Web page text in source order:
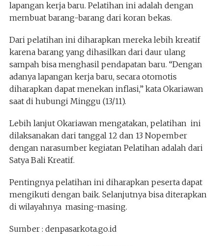
lapangan kerja baru. Pelatihan ini adalah dengan
membuat barang-barang dari koran bekas.
Dari pelatihan ini diharapkan mereka lebih kreatif
karena barang yang dihasilkan dari daur ulang
sampah bisa menghasil pendapatan baru. “Dengan
adanya lapangan kerja baru, secara otomotis
diharapkan dapat menekan inflasi,” kata Okariawan
saat di hubungi Minggu (13/11).
Lebih lanjut Okariawan mengatakan, pelatihan ini
dilaksanakan dari tanggal 12 dan 13 Nopember
dengan narasumber kegiatan Pelatihan adalah dari
Satya Bali Kreatif.
Pentingnya pelatihan ini diharapkan peserta dapat
mengikuti dengan baik. Selanjutnya bisa diterapkan
di wilayahnya masing-masing.
Sumber : denpasarkota.go.id